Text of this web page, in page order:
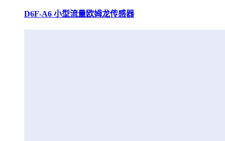
D6F-A6 小型流量欧姆龙传感器